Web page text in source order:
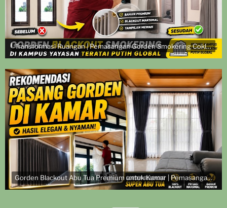
Transformasi Ruangan | Pemasangan Gorden Smokering Coklat di Kampus Yayasan Teratai Putih Global
Gorden Blackout Abu Tua Premium untuk Kamar | Pemasangan di Komplek TNI AL